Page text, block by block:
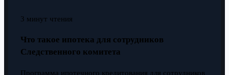
3 минут чтения
Что такое ипотека для сотрудников
Следственного комитета
Программа ипотечного кредитования для сотрудников